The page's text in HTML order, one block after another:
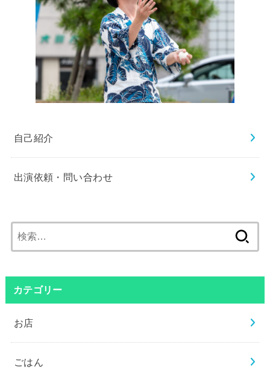
自己紹介
出演依頼・問い合わせ
索:
カテゴリー
お店
ごはん